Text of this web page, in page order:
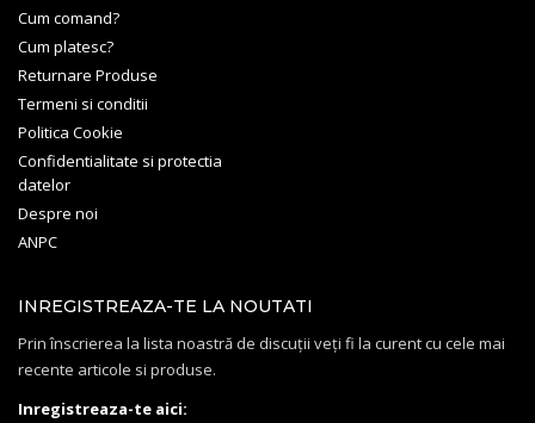
Cum comand?
Cum platesc?
Returnare Produse
Termeni si conditii
Politica Cookie
Confidentialitate si protectia
datelor
Despre noi
ANPC
INREGISTREAZA-TE LA NOUTATI
Prin înscrierea la lista noastră de discuții veți fi la curent cu cele mai
recente articole si produse.
Inregistreaza-te aici: